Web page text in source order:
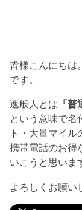
皆様こんにちは
です。
逸般人とは 「
という意味で名
ト・大量マイル
携帯電話のお得
いこうと思いま
よろしくお願い